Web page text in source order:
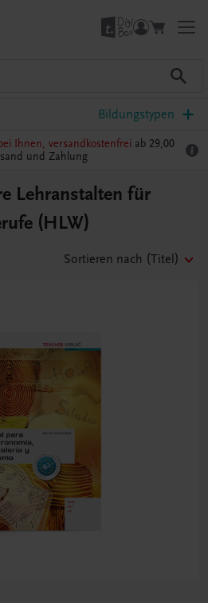
Bildungstypen
Ihnen, versandkostenfrei ab 29,00
und Zahlung
Lehranstalten für
(HLW)
Sortieren nach (Titel)